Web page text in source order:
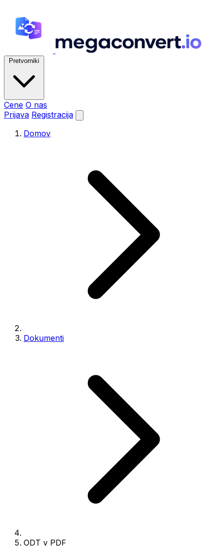
Pretvorniki
Cene O nas
Prijava Registracija
Domov
Dokumenti
ODT v PDF